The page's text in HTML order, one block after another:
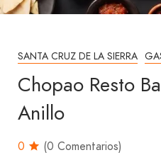
SANTA CRUZ DE LA SIERRA
Chopao Resto
Anillo
0
(0 Comentarios)